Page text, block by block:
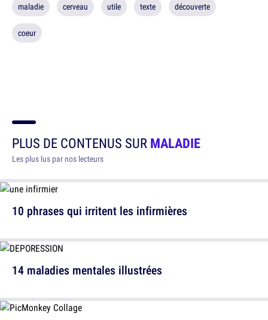
maladie cerveau utile texte découverte
coeur
PLUS DE CONTENUS SURMALADIE
Les plus lus par nos lecteurs
10 phrases qui irritent les infirmières
14 maladies mentales illustrées